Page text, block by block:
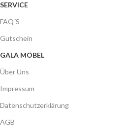
SERVICE
FAQ´S
Gutschein
GALA MÖBEL
Über Uns
Impressum
Datenschutzerklärung
AGB